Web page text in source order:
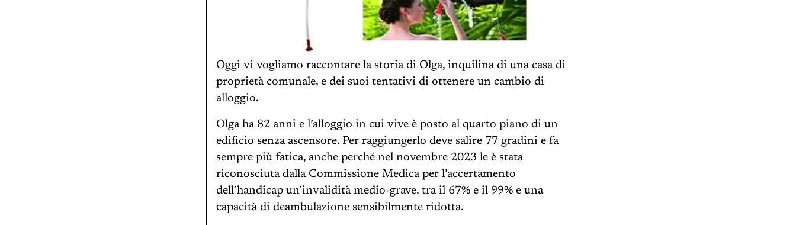
Oggi vi vogliamo raccontare la storia di Olga, inquilina di una casa di
proprietà comunale, e dei suoi tentativi di ottenere un cambio di
alloggio.
Olga ha 82 anni e l’alloggio in cui vive è posto al quarto piano di un
edificio senza ascensore. Per raggiungerlo deve salire 77 gradini e fa
sempre più fatica, anche perché nel novembre 2023 le è stata
riconosciuta dalla Commissione Medica per l’accertamento
dell’handicap un’invalidità medio-grave, tra il 67% e il 99% e una
capacità di deambulazione sensibilmente ridotta.